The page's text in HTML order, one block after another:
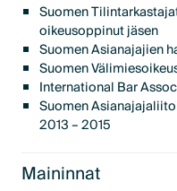
Suomen
oikeusoppinut jäsen
Suomen Asianajajien
Suomen
International Bar
Suomen
2013 – 2015
Maininnat